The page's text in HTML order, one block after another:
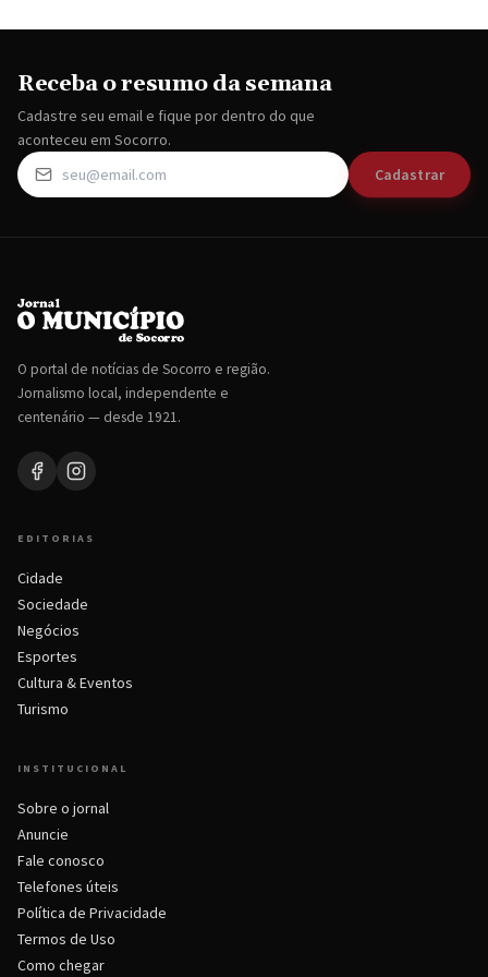
Receba o resumo da semana
Cadastre seu email e fique por dentro do que
aconteceu em Socorro.
Cadastrar
O portal de notícias de Socorro e região.
Jornalismo local, independente e
centenário — desde 1921.
EDITORIAS
Cidade
Sociedade
Negócios
Esportes
Cultura & Eventos
Turismo
INSTITUCIONAL
Sobre o jornal
Anuncie
Fale conosco
Telefones úteis
Política de Privacidade
Termos de Uso
Como chegar